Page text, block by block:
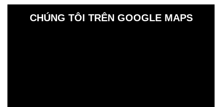
CHÚNG TÔI TRÊN GOOGLE MAPS